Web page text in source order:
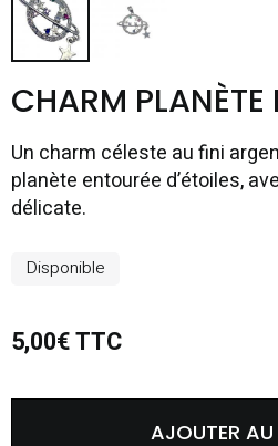
CHARM PLANÈTE
Un charm céleste au fini
planète entourée d’étoiles,
délicate.
Disponible
5,00€ TTC
AJOUTER AU